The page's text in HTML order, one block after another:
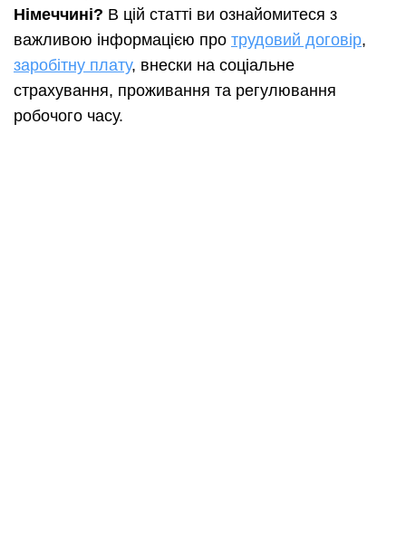
Німеччині? В цій статті ви ознайомитеся з
важливою інформацією про трудовий договір,
заробітну плату, внески на соціальне
страхування, проживання та регулювання
робочого часу.